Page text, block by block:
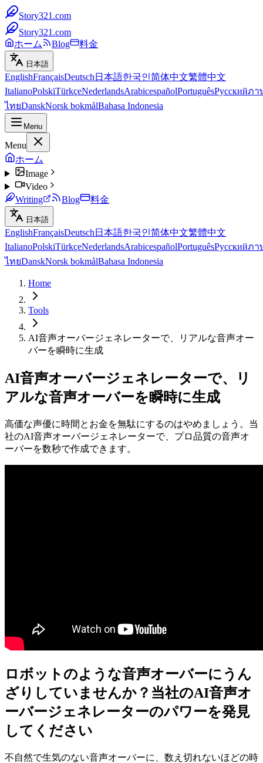
Story321.com
Story321.com
ホーム
Blog 料金
日本語
EnglishFrançaisDeutsch 日本語한국인简体中文繁體中文
ItalianoPolskiTürkçeNederlandsArabicespañolPortuguêsРусскийภา
ไทยDanskNorsk bokmålBahasa Indonesia
Menu
Menu
ホーム
Image
Video
Writing
Blog 料金
日本語
EnglishFrançaisDeutsch 日本語한국인简体中文繁體中文
ItalianoPolskiTürkçeNederlandsArabicespañolPortuguêsРусскийภา
ไทยDanskNorsk bokmålBahasa Indonesia
Home
Tools
AI音声オーバージェネレーターで、リアルな音声オー
バーを瞬時に生成
AI音声オーバージェネレーターで、リ
アルな音声オーバーを瞬時に生成
高価な声優に時間とお金を無駄にするのはやめましょう。当
社のAI音声オーバージェネレーターで、プロ品質の音声オ
ーバーを数秒で作成できます。
ロボットのような音声オーバーにうん
ざりしていませんか？当社のAI音声オ
ーバージェネレーターのパワーを発見
してください
不自然で生気のない音声オーバーに、数え切れないほどの時